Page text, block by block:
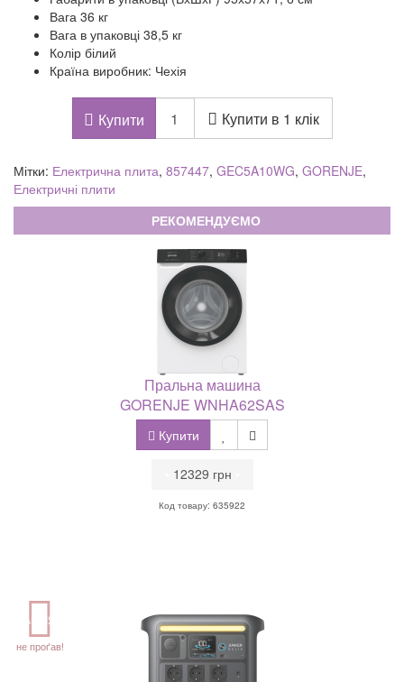
Вага 36 кг
Вага в упаковці 38,5 кг
Колір білий
Країна виробник: Чехія
Купити Купити в 1 клік
Мітки: Електрична плита, 857447, GEC5A10WG, GORENJE,
Електричні плити
РЕКОМЕНДУЄМО
Пральна машина
GORENJE WNHA62SAS
Купити
12329 грн
Код товару: 635922
АКЦІЯ
не проґав!